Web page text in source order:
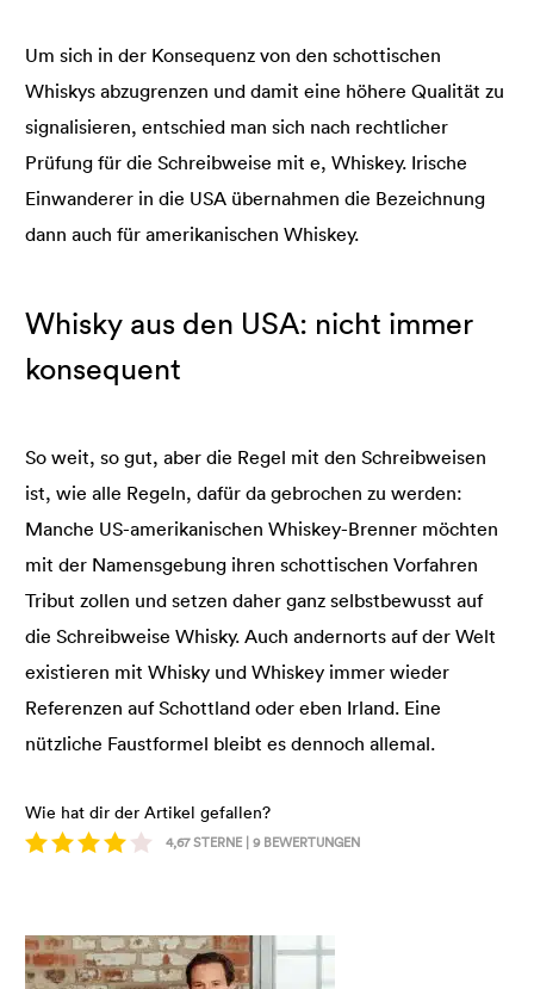
Um sich in der Konsequenz von den schottischen
Whiskys abzugrenzen und damit eine höhere Qualität zu
signalisieren, entschied man sich nach rechtlicher
Prüfung für die Schreibweise mit e, Whiskey. Irische
Einwanderer in die USA übernahmen die Bezeichnung
dann auch für amerikanischen Whiskey.
Whisky aus den USA: nicht immer
konsequent
So weit, so gut, aber die Regel mit den Schreibweisen
ist, wie alle Regeln, dafür da gebrochen zu werden:
Manche US-amerikanischen Whiskey-Brenner möchten
mit der Namensgebung ihren schottischen Vorfahren
Tribut zollen und setzen daher ganz selbstbewusst auf
die Schreibweise Whisky. Auch andernorts auf der Welt
existieren mit Whisky und Whiskey immer wieder
Referenzen auf Schottland oder eben Irland. Eine
nützliche Faustformel bleibt es dennoch allemal.
Wie hat dir der Artikel gefallen?
4,67STERNE | 9 BEWERTUNGEN